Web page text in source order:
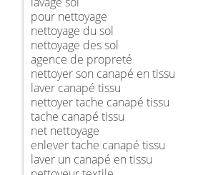
pour nettoyage
nettoyage du sol
nettoyage des sol
agence de propreté
nettoyer son canapé en tissu
laver canapé tissu
nettoyer tache canapé tissu
tache canapé tissu
net nettoyage
enlever tache canapé tissu
laver un canapé en tissu